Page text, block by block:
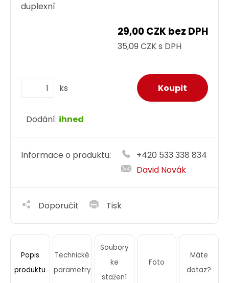
duplexní
29,00 CZK bez DPH
35,09 CZK s DPH
ks
Dodání: ihned
Informace o produktu:
+420 533 338 834
David Novák
Doporučit Tisk
Popis
produktu
Technické
parametry
Soubory
ke
stažení
Foto
Máte
dotaz?